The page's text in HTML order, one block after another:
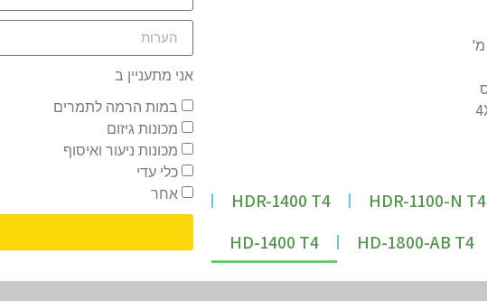
HDR-1100-N T4
HDR-1400 T4
HD-1800-AB T4
HD-1400 T4
אני מתעניין ב
במות הרמה לתמרים
מכונות גיזום
מכונות ניעור ואיסוף
כלי עדי
אחר